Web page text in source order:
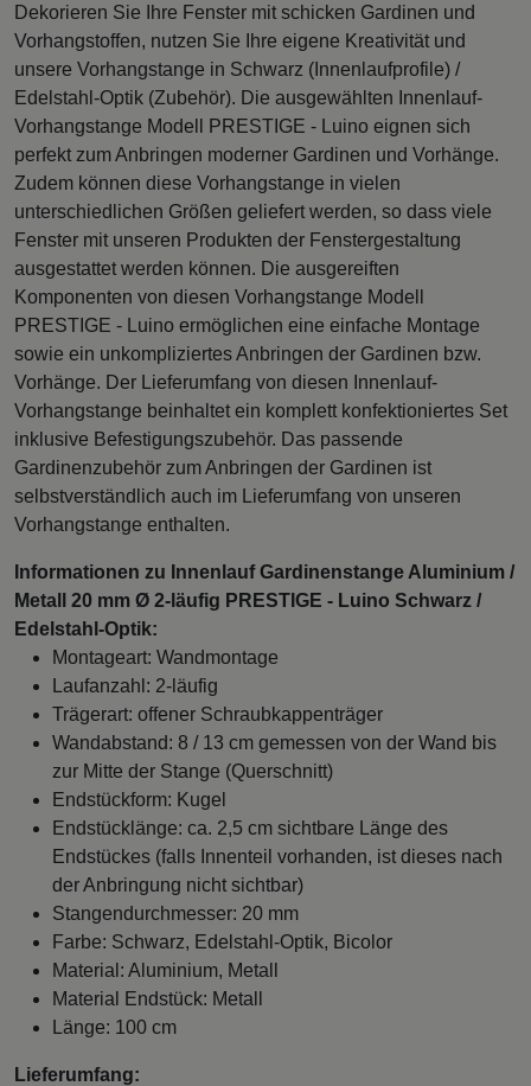
Dekorieren Sie Ihre Fenster mit schicken Gardinen und
Vorhangstoffen, nutzen Sie Ihre eigene Kreativität und
unsere Vorhangstange in Schwarz (Innenlaufprofile) /
Edelstahl-Optik (Zubehör). Die ausgewählten Innenlauf-
Vorhangstange Modell PRESTIGE - Luino eignen sich
perfekt zum Anbringen moderner Gardinen und Vorhänge.
Zudem können diese Vorhangstange in vielen
unterschiedlichen Größen geliefert werden, so dass viele
Fenster mit unseren Produkten der Fenstergestaltung
ausgestattet werden können. Die ausgereiften
Komponenten von diesen Vorhangstange Modell
PRESTIGE - Luino ermöglichen eine einfache Montage
sowie ein unkompliziertes Anbringen der Gardinen bzw.
Vorhänge. Der Lieferumfang von diesen Innenlauf-
Vorhangstange beinhaltet ein komplett konfektioniertes Set
inklusive Befestigungszubehör. Das passende
Gardinenzubehör zum Anbringen der Gardinen ist
selbstverständlich auch im Lieferumfang von unseren
Vorhangstange enthalten.
Informationen zu Innenlauf Gardinenstange Aluminium /
Metall 20 mm Ø 2-läufig PRESTIGE - Luino Schwarz /
Edelstahl-Optik:
Montageart: Wandmontage
Laufanzahl: 2-läufig
Trägerart: offener Schraubkappenträger
Wandabstand: 8 / 13 cm gemessen von der Wand bis
zur Mitte der Stange (Querschnitt)
Endstückform: Kugel
Endstücklänge: ca. 2,5 cm sichtbare Länge des
Endstückes (falls Innenteil vorhanden, ist dieses nach
der Anbringung nicht sichtbar)
Stangendurchmesser: 20 mm
Farbe: Schwarz, Edelstahl-Optik, Bicolor
Material: Aluminium, Metall
Material Endstück: Metall
Länge: 100 cm
Lieferumfang: